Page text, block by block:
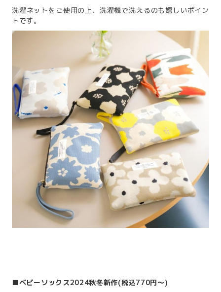
洗濯ネットをご使用の上、洗濯機で洗えるのも嬉しいポイン
トです。
■ベビーソックス2024秋冬新作(税込770円～)